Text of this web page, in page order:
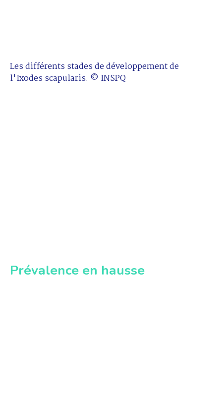
Les différents stades de développement de
l'Ixodes scapularis. © INSPQ
Prévalence en hausse